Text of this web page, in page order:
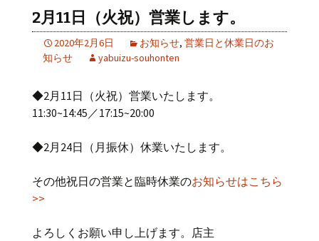
2月11日（火祝）営業します。
2020年2月6日 お知らせ, 営業日と休業日のお
知らせ
yabuizu-souhonten
◆2月11日（火祝）営業いたします。
11:30~14:45／17:15~20:00
◆2月24日（月振休）休業いたします。
その他祝日の営業と臨時休業のお知らせはこちら
>>
よろしくお願い申し上げます。店主